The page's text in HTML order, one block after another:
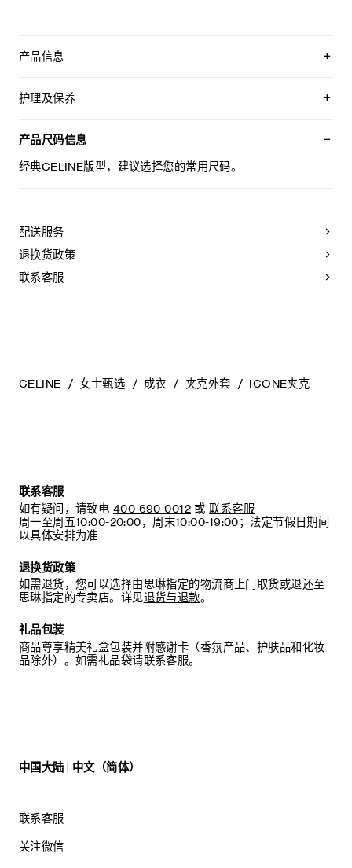
产品信息
衬里：51%莫代尔，49%粘胶纤维
纯色衣领
4枚TRIOMPHE纽扣
护理及保养
仅使用不含漂白剂的洗衣产品。
最高熨烫温度：110°C / 230°F
产品尺码信息
经典CELINE版型，建议选择您的常用尺码。
配送服务
退换货政策
联系客服
CELINE 女士甄选 成衣 夹克外套 ICONE夹克
联系客服
如有疑问，请致电 400 690 0012 或 联系客服
周一至周五10:00-20:00，周末10:00-19:00；法定节假日期间
以具体安排为准
退换货政策
如需退货，您可以选择由思琳指定的物流商上门取货或退还至
思琳指定的专卖店。详见退货与退款。
礼品包装
商品尊享精美礼盒包装并附感谢卡（香氛产品、护肤品和化妆
品除外）。如需礼品袋请联系客服。
中国大陆 | 中文（简体）
联系客服
关注微信